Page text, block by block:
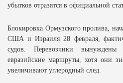
убытков отразятся в официальной
Блокировка Ормузского пролива,
США и Израиля 28 февраля,
судов. Перевозчики вынуждены
евразийские маршруты, хотя они
увеличивают углеродный след.